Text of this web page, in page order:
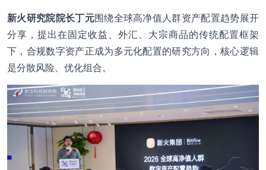
新火研究院院长丁元围绕全球高净值人群资产配置趋势展开
分享，提出在固定收益、外汇、大宗商品的传统配置框架
下，合规数字资产正成为多元化配置的研究方向，核心逻辑
是分散风险、优化组合。